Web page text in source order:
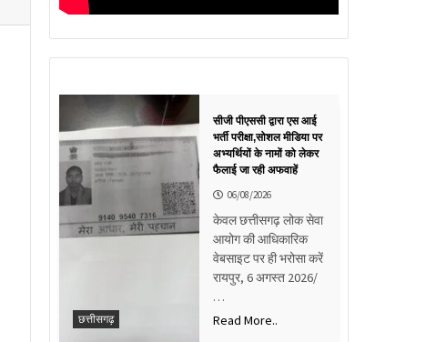
छत्तीसगढ़
सीजी पीएससी द्वारा एस आई
भर्ती परीक्षा,सोशल मीडिया पर
अभ्यर्थियों के नामों को लेकर
फैलाई जा रही अफवाहें
06/08/2026
केवल छत्तीसगढ़ लोक सेवा
आयोग की आधिकारिक
वेबसाइट पर ही भरोसा करें
रायपुर, 6 अगस्त 2026/
…
Read More..